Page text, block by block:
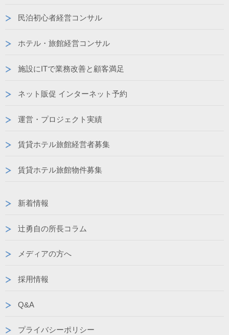
民泊初心者経営コンサル
ホテル・旅館経営コンサル
施設にITで業務改善と顧客満足
ネット販促 インターネット予約
運営・プロジェクト実績
賃貸ホテル旅館経営者募集
賃貸ホテル旅館物件募集
新着情報
辻勇自の所長コラム
メディアの方へ
採用情報
Q&A
プライバシーポリシー